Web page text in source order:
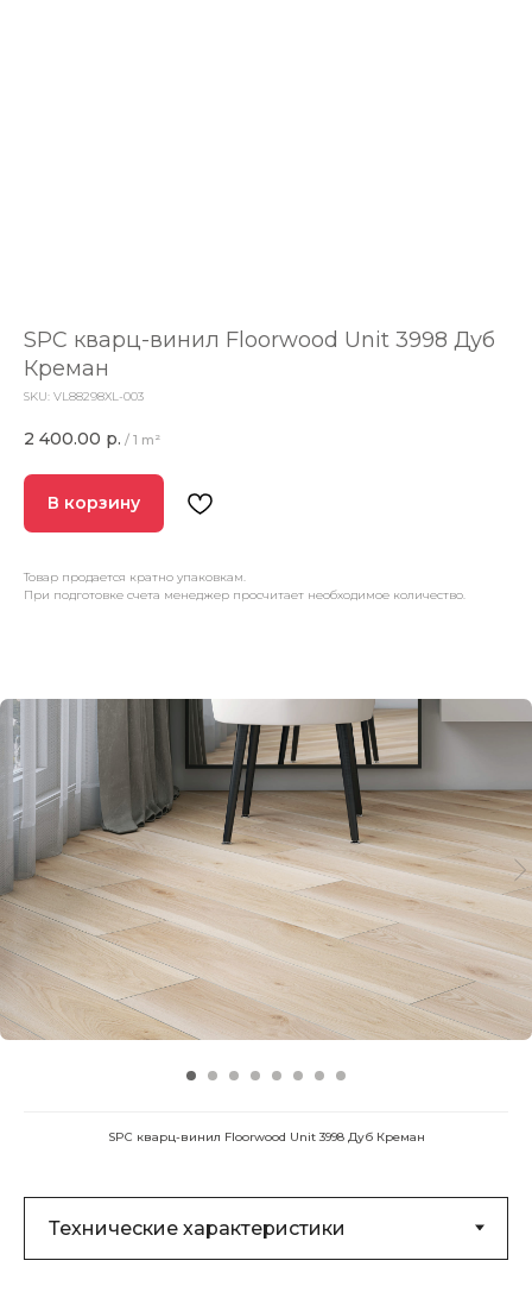
SPC кварц-винил Floorwood Unit 3998 Дуб
Креман
SKU: VL88298XL-003
2 400.00 р. / 1 m²
В корзину
Товар продается кратно упаковкам.
При подготовке счета менеджер просчитает необходимое количество.
SPC кварц-винил Floorwood Unit 3998 Дуб Креман